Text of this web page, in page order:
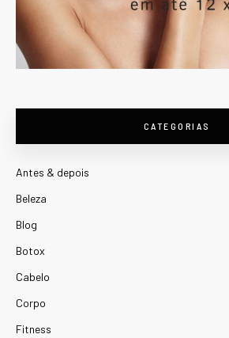
CATEGORIAS
Antes & depois
Beleza
Blog
Botox
Cabelo
Corpo
Fitness